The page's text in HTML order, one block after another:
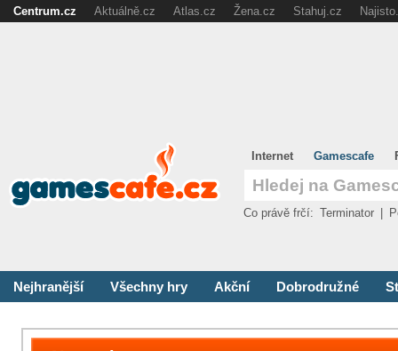
Nejhranější Všechny hry Akční Dobrodružné
Internet Gamescafe
Co právě frčí: Terminator
Centrum.cz Aktuálně.cz Atlas.cz Žena.cz Stahuj.cz